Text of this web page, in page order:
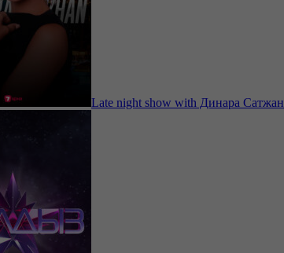
Late night show with Динара Сатжан